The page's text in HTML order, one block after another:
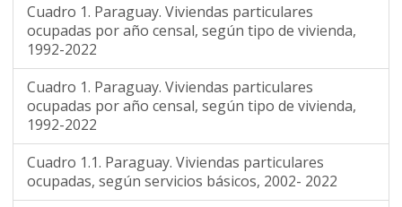
Cuadro 1. Paraguay. Viviendas particulares
ocupadas por año censal, según tipo de vivienda,
1992-2022
Cuadro 1. Paraguay. Viviendas particulares
ocupadas por año censal, según tipo de vivienda,
1992-2022
Cuadro 1.1. Paraguay. Viviendas particulares
ocupadas, según servicios básicos, 2002- 2022